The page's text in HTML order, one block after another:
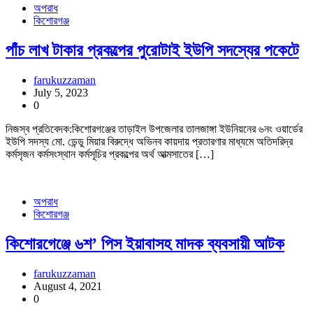
অপরাধ
কিশোরগঞ্জ
পাঁচ লাখ টাকার প্রকল্পের পুরোটাই ইউপি সদস্যের পকেটে
farukuzzaman
July 5, 2023
0
নিজস্ব প্রতিবেদক:কিশোরগঞ্জের তাড়াইল উপজেলার তালজাঙ্গা ইউনিয়নের ৬নং ওয়ার্ডের
ইউপি সদস্য মো. ডেন্ডু মিয়ার বিরুদ্ধে অভিনব কায়দায় প্রতারণার মাধ্যমে অতিদরিদ্র
কর্মসৃজন কর্মসংস্থান কর্মসূচির প্রকল্পের অর্থ আত্মসাতের […]
অপরাধ
কিশোরগঞ্জ
কিশোরগেঞ্জে ৬শ’ পিস ইয়াবাসহ মাদক ব্যবসায়ী আটক
farukuzzaman
August 4, 2021
0